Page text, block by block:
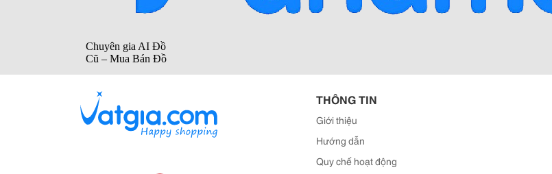
THÔNG TIN
Giới thiệu
Hướng dẫn
Quy chế hoạt động